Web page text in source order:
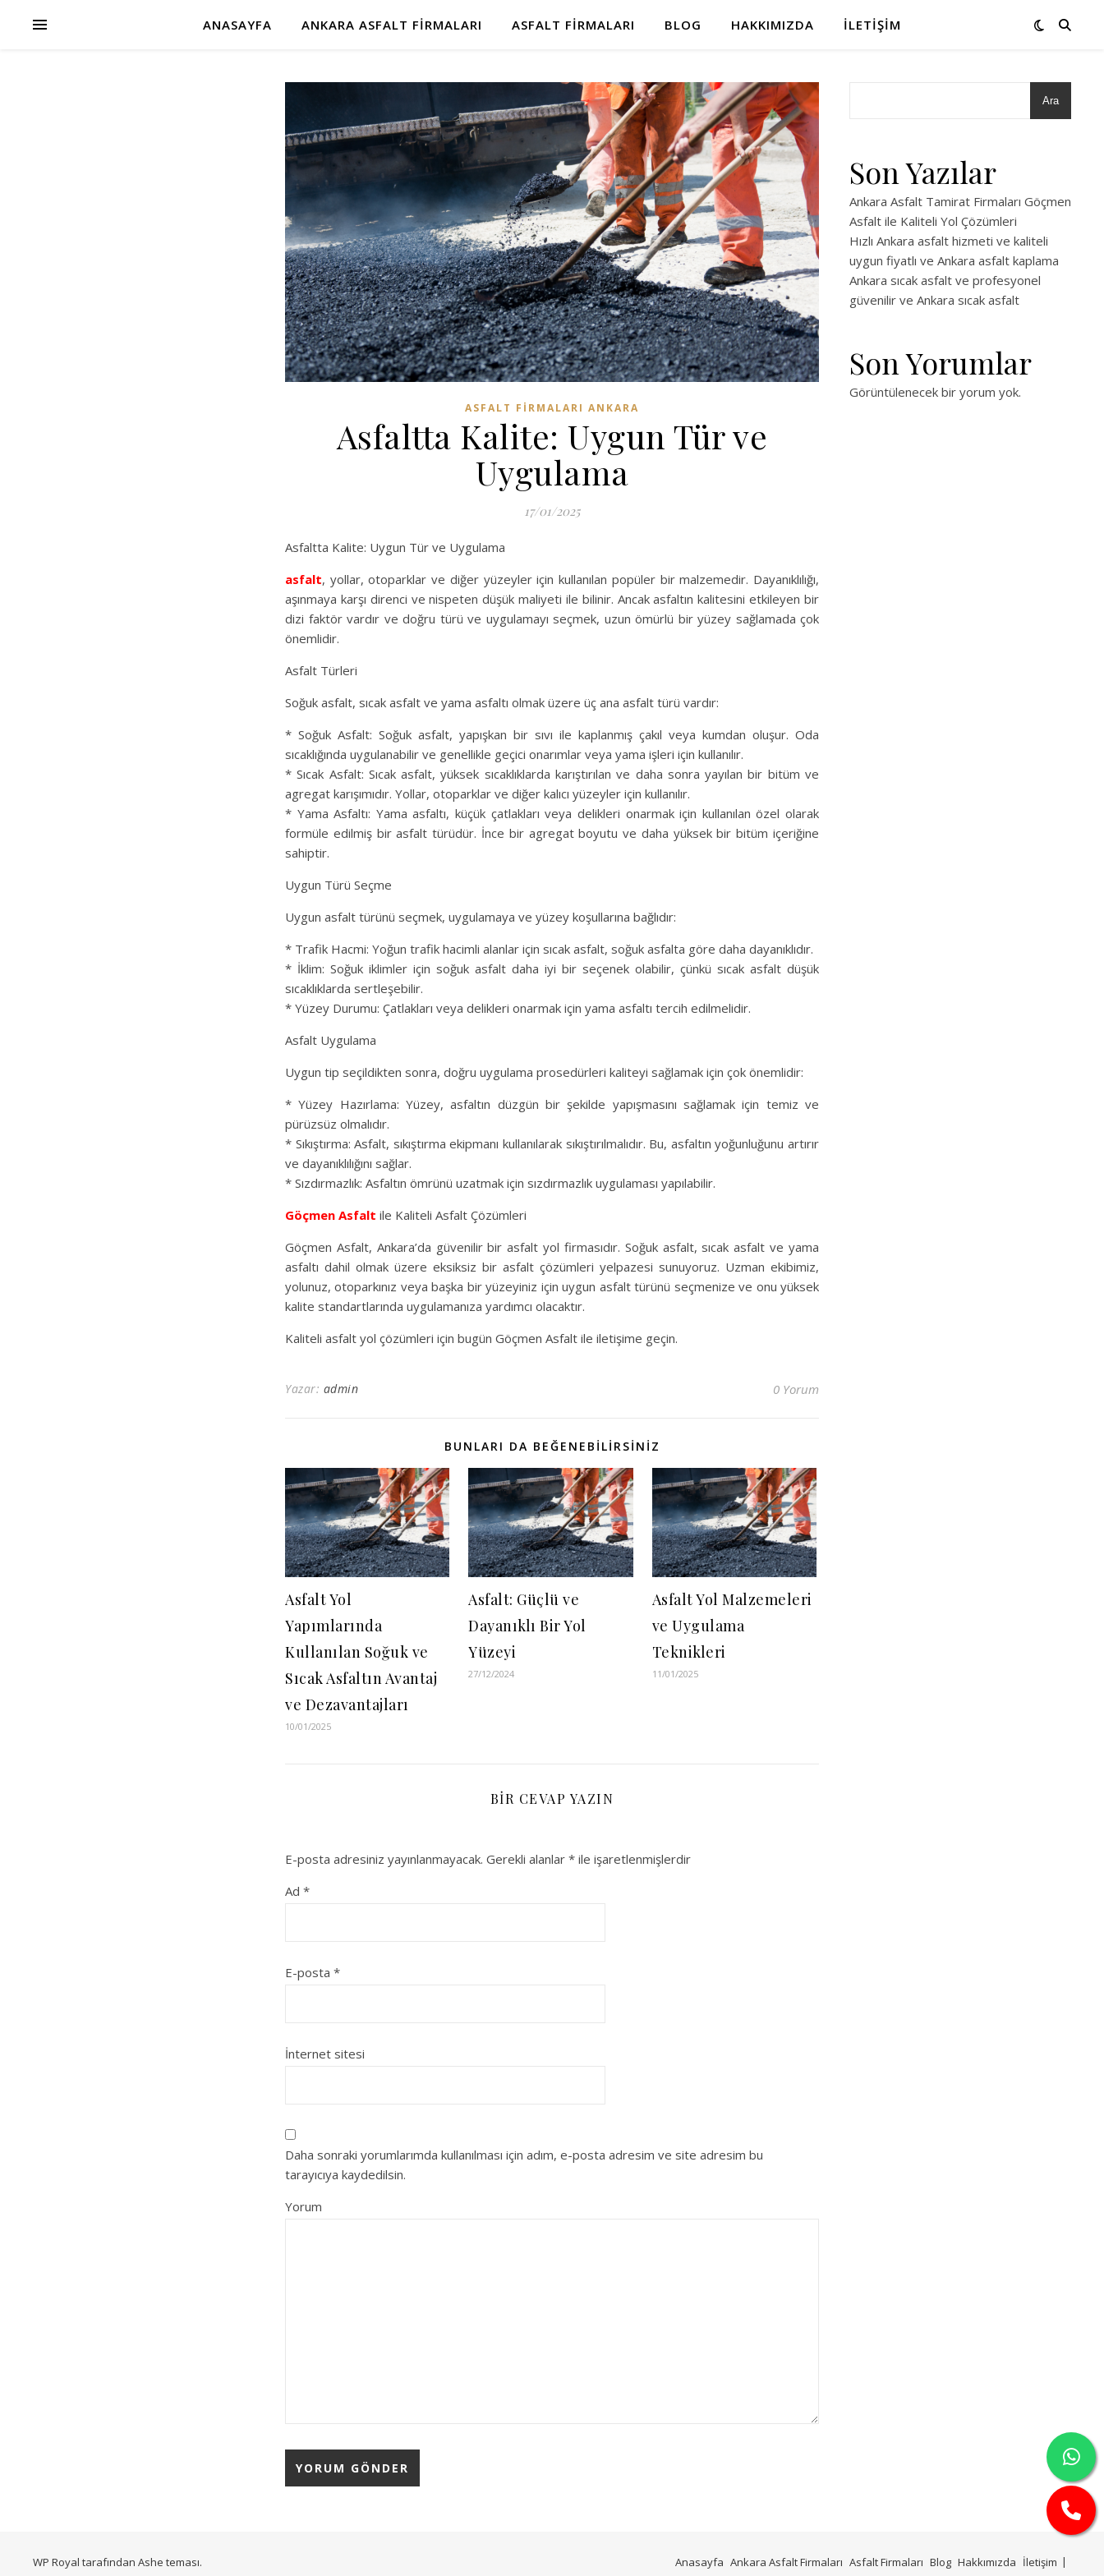
ANASAYFA ANKARA ASFALT FIRMALARI ASFALT FIRMALARI BLOG HAKKIMIZDA İLETIŞIM
ASFALT FIRMALARI ANKARA
Asfaltta Kalite: Uygun Tür ve
Uygulama
17/01/2025
Asfaltta Kalite: Uygun Tür ve Uygulama
asfalt, yollar, otoparklar ve diğer yüzeyler için kullanılan popüler bir malzemedir. Dayanıklılığı,
aşınmaya karşı direnci ve nispeten düşük maliyeti ile bilinir. Ancak asfaltın kalitesini etkileyen bir
dizi faktör vardır ve doğru türü ve uygulamayı seçmek, uzun ömürlü bir yüzey sağlamada çok
önemlidir.
Asfalt Türleri
Soğuk asfalt, sıcak asfalt ve yama asfaltı olmak üzere üç ana asfalt türü vardır:
* Soğuk Asfalt: Soğuk asfalt, yapışkan bir sıvı ile kaplanmış çakıl veya kumdan oluşur. Oda
sıcaklığında uygulanabilir ve genellikle geçici onarımlar veya yama işleri için kullanılır.
* Sıcak Asfalt: Sıcak asfalt, yüksek sıcaklıklarda karıştırılan ve daha sonra yayılan bir bitüm ve
agregat karışımıdır. Yollar, otoparklar ve diğer kalıcı yüzeyler için kullanılır.
* Yama Asfaltı: Yama asfaltı, küçük çatlakları veya delikleri onarmak için kullanılan özel olarak
formüle edilmiş bir asfalt türüdür. İnce bir agregat boyutu ve daha yüksek bir bitüm içeriğine
sahiptir.
Uygun Türü Seçme
Uygun asfalt türünü seçmek, uygulamaya ve yüzey koşullarına bağlıdır:
* Trafik Hacmi: Yoğun trafik hacimli alanlar için sıcak asfalt, soğuk asfalta göre daha dayanıklıdır.
* İklim: Soğuk iklimler için soğuk asfalt daha iyi bir seçenek olabilir, çünkü sıcak asfalt düşük
sıcaklıklarda sertleşebilir.
* Yüzey Durumu: Çatlakları veya delikleri onarmak için yama asfaltı tercih edilmelidir.
Asfalt Uygulama
Uygun tip seçildikten sonra, doğru uygulama prosedürleri kaliteyi sağlamak için çok önemlidir:
* Yüzey Hazırlama: Yüzey, asfaltın düzgün bir şekilde yapışmasını sağlamak için temiz ve
pürüzsüz olmalıdır.
* Sıkıştırma: Asfalt, sıkıştırma ekipmanı kullanılarak sıkıştırılmalıdır. Bu, asfaltın yoğunluğunu artırır
ve dayanıklılığını sağlar.
* Sızdırmazlık: Asfaltın ömrünü uzatmak için sızdırmazlık uygulaması yapılabilir.
Göçmen Asfalt ile Kaliteli Asfalt Çözümleri
Göçmen Asfalt, Ankara’da güvenilir bir asfalt yol firmasıdır. Soğuk asfalt, sıcak asfalt ve yama
asfaltı dahil olmak üzere eksiksiz bir asfalt çözümleri yelpazesi sunuyoruz. Uzman ekibimiz,
yolunuz, otoparkınız veya başka bir yüzeyiniz için uygun asfalt türünü seçmenize ve onu yüksek
kalite standartlarında uygulamanıza yardımcı olacaktır.
Kaliteli asfalt yol çözümleri için bugün Göçmen Asfalt ile iletişime geçin.
Yazar: admin 0 Yorum
BUNLARI DA BEĞENEBILIRSINIZ
Asfalt Yol
Yapımlarında
Kullanılan Soğuk ve
Sıcak Asfaltın Avantaj
ve Dezavantajları
10/01/2025
Asfalt: Güçlü ve
Dayanıklı Bir Yol
Yüzeyi
27/12/2024
Asfalt Yol Malzemeleri
ve Uygulama
Teknikleri
11/01/2025
BIR CEVAP YAZIN
E-posta adresiniz yayınlanmayacak. Gerekli alanlar * ile işaretlenmişlerdir
Ad *
E-posta *
İnternet sitesi
Daha sonraki yorumlarımda kullanılması için adım, e-posta adresim ve site adresim bu
tarayıcıya kaydedilsin.
Yorum
Ara
Son Yazılar
Ankara Asfalt Tamirat Firmaları Göçmen
Asfalt ile Kaliteli Yol Çözümleri
Hızlı Ankara asfalt hizmeti ve kaliteli
uygun fiyatlı ve Ankara asfalt kaplama
Ankara sıcak asfalt ve profesyonel
güvenilir ve Ankara sıcak asfalt
Son Yorumlar
Görüntülenecek bir yorum yok.
Anasayfa Ankara Asfalt Firmaları Asfalt Firmaları Blog Hakkımızda İletişim
WP Royal tarafından Ashe teması.